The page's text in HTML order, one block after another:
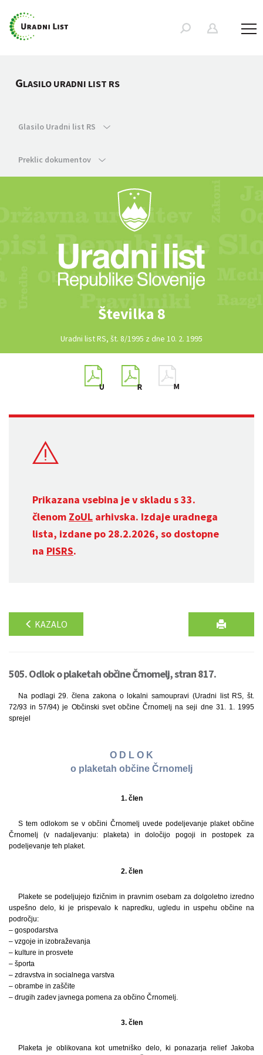
GLASILO URADNI LIST RS
Glasilo Uradni list RS
Preklic dokumentov
Številka 8
Uradni list RS, št. 8/1995 z dne 10. 2. 1995
Prikazana vsebina je v skladu s 33.
členom ZoUL arhivska. Izdaje uradnega
lista, izdane po 28.2.2026, so dostopne
na PISRS.
KAZALO
505. Odlok o plaketah občine Črnomelj, stran 817.
Na podlagi 29. člena zakona o lokalni samoupravi (Uradni list RS, št.
72/93 in 57/94) je Občinski svet občine Črnomelj na seji dne 31. 1. 1995
sprejel
O D L O K
o plaketah občine Črnomelj
1. člen
S tem odlokom se v občini Črnomelj uvede podeljevanje plaket občine
Črnomelj (v nadaljevanju: plaketa) in določijo pogoji in postopek za
podeljevanje teh plaket.
2. člen
Plakete se podeljujejo fizičnim in pravnim osebam za dolgoletno izredno
uspešno delo, ki je prispevalo k napredku, ugledu in uspehu občine na
področju:
– gospodarstva
– vzgoje in izobraževanja
– kulture in prosvete
– športa
– zdravstva in socialnega varstva
– obrambe in zaščite
– drugih zadev javnega pomena za občino Črnomelj.
3. člen
Plaketa je oblikovana kot umetniško delo, ki ponazarja relief Jakoba